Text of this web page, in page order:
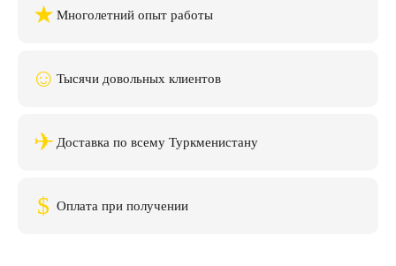
★ Многолетний опыт работы
☺ Тысячи довольных клиентов
✈ Доставка по всему Туркменистану
$ Оплата при получении